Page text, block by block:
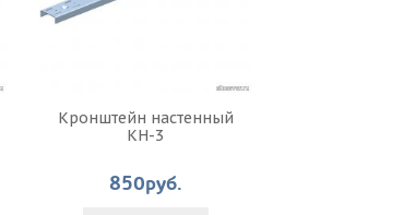
Кронштейн настенный
КН-3
850руб.